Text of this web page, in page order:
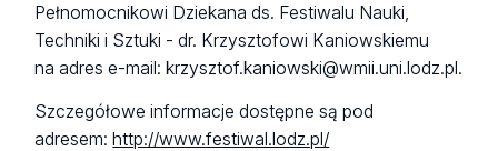
Pełnomocnikowi Dziekana ds. Festiwalu Nauki,
Techniki i Sztuki - dr. Krzysztofowi Kaniowskiemu
na adres e-mail: krzysztof.kaniowski@wmii.uni.lodz.pl.
Szczegółowe informacje dostępne są pod
adresem:http://www.festiwal.lodz.pl/